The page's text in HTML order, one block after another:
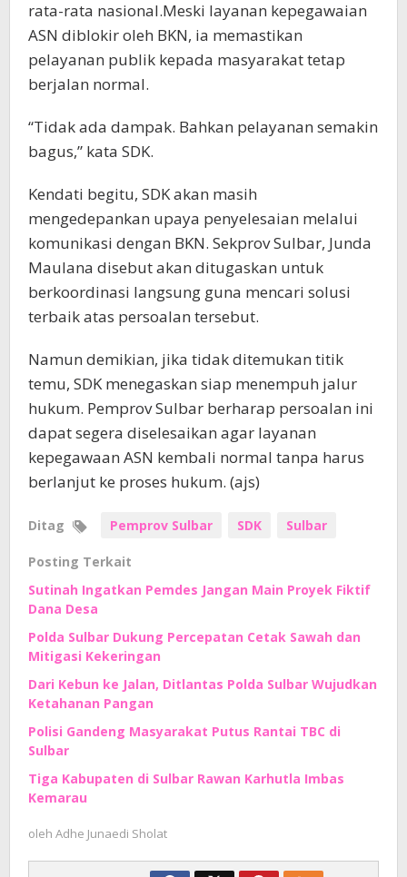
rata-rata nasional.Meski layanan kepegawaian
ASN diblokir oleh BKN, ia memastikan
pelayanan publik kepada masyarakat tetap
berjalan normal.
“Tidak ada dampak. Bahkan pelayanan semakin
bagus,” kata SDK.
Kendati begitu, SDK akan masih
mengedepankan upaya penyelesaian melalui
komunikasi dengan BKN. Sekprov Sulbar, Junda
Maulana disebut akan ditugaskan untuk
berkoordinasi langsung guna mencari solusi
terbaik atas persoalan tersebut.
Namun demikian, jika tidak ditemukan titik
temu, SDK menegaskan siap menempuh jalur
hukum. Pemprov Sulbar berharap persoalan ini
dapat segera diselesaikan agar layanan
kepegawaan ASN kembali normal tanpa harus
berlanjut ke proses hukum. (ajs)
Ditag Pemprov Sulbar SDK Sulbar
Posting Terkait
Sutinah Ingatkan Pemdes Jangan Main Proyek Fiktif
Dana Desa
Polda Sulbar Dukung Percepatan Cetak Sawah dan
Mitigasi Kekeringan
Dari Kebun ke Jalan, Ditlantas Polda Sulbar Wujudkan
Ketahanan Pangan
Polisi Gandeng Masyarakat Putus Rantai TBC di
Sulbar
Tiga Kabupaten di Sulbar Rawan Karhutla Imbas
Kemarau
oleh Adhe Junaedi Sholat